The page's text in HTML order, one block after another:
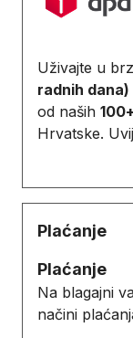
Uživajte u
radnih dana)
od naših
Hrvatske.
Plaćanje
Plaćanje
Na blagajni
načini